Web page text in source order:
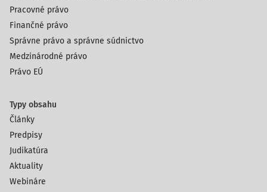
Pracovné právo
Finančné právo
Správne právo a správne súdnictvo
Medzinárodné právo
Právo EÚ
Typy obsahu
Články
Predpisy
Judikatúra
Aktuality
Webináre